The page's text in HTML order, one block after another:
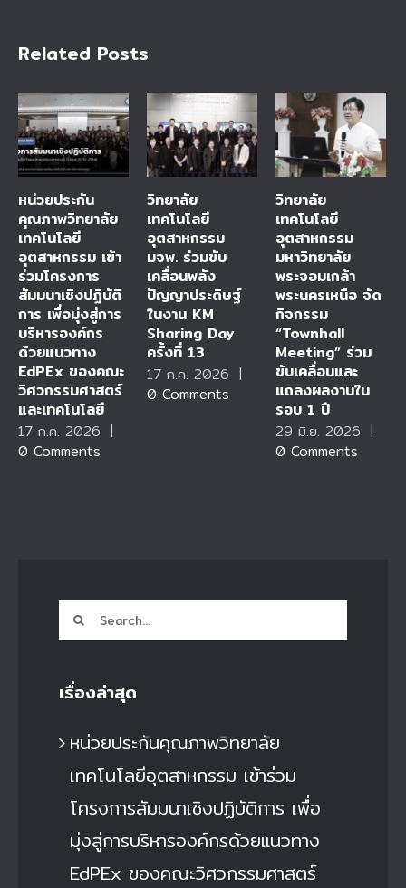
Related Posts
หน่วยประกัน
คุณภาพวิทยาลัย
เทคโนโลยี
อุตสาหกรรม เข้า
ร่วมโครงการ
สัมมนาเชิงปฏิบัติ
การ เพื่อมุ่งสู่การ
บริหารองค์กร
ด้วยแนวทาง
EdPEx ของคณะ
วิศวกรรมศาสตร์
และเทคโนโลยี
17 ก.ค. 2026 |
0 Comments
วิทยาลัย
เทคโนโลยี
อุตสาหกรรม
มจพ. ร่วมขับ
เคลื่อนพลัง
ปัญญาประดิษฐ์
ในงาน KM
Sharing Day
ครั้งที่ 13
17 ก.ค. 2026 |
0 Comments
วิทยาลัย
เทคโนโลยี
อุตสาหกรรม
มหาวิทยาลัย
พระจอมเกล้า
พระนครเหนือ จัด
กิจกรรม
“Townhall
Meeting” ร่วม
ขับเคลื่อนและ
แถลงผลงานใน
รอบ 1 ปี
29 มิ.ย. 2026 |
0 Comments
Search
for:
เรื่องล่าสุด
หน่วยประกันคุณภาพวิทยาลัย
เทคโนโลยีอุตสาหกรรม เข้าร่วม
โครงการสัมมนาเชิงปฏิบัติการ เพื่อ
มุ่งสู่การบริหารองค์กรด้วยแนวทาง
EdPEx ของคณะวิศวกรรมศาสตร์